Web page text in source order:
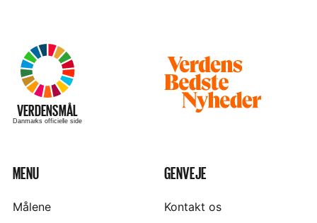
VERDENSMÅL
–
Danmarks officielle side
Besøg
hjemmesiden
MENU
Målene
GENVEJE
Kontakt os